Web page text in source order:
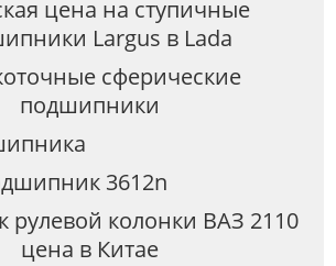
цена на ступичные
Largus в Lada
сферические
подшипники
3612n
колонки ВАЗ 2110
цена в Китае